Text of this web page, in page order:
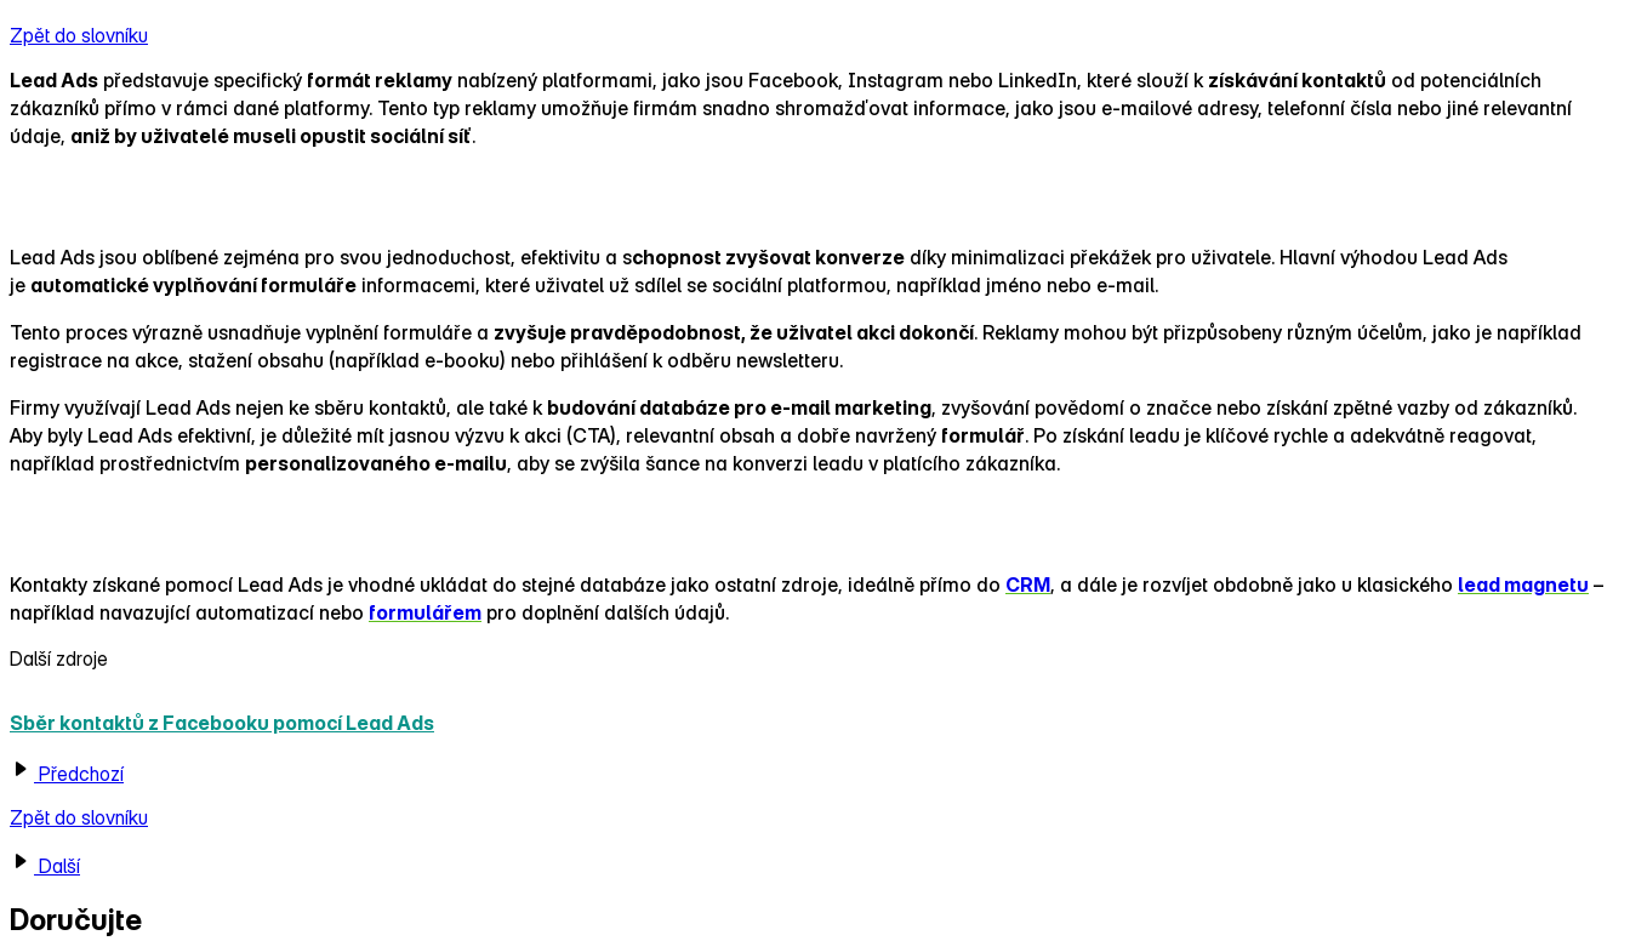
Zpět do slovníku
Lead Ads představuje specifický formát reklamy nabízený platformami, jako jsou Facebook, Instagram nebo LinkedIn, které slouží k získávání kontaktů od potenciálních
zákazníků přímo v rámci dané platformy. Tento typ reklamy umožňuje firmám snadno shromažďovat informace, jako jsou e‑mailové adresy, telefonní čísla nebo jiné relevantní
údaje, aniž by uživatelé museli opustit sociální síť.
Lead Ads jsou oblíbené zejména pro svou jednoduchost, efektivitu a schopnost zvyšovat konverze díky minimalizaci překážek pro uživatele. Hlavní výhodou Lead Ads
je automatické vyplňování formuláře informacemi, které uživatel už sdílel se sociální platformou, například jméno nebo e‑mail.
Tento proces výrazně usnadňuje vyplnění formuláře a zvyšuje pravděpodobnost, že uživatel akci dokončí. Reklamy mohou být přizpůsobeny různým účelům, jako je například
registrace na akce, stažení obsahu (například e‑booku) nebo přihlášení k odběru newsletteru.
Firmy využívají Lead Ads nejen ke sběru kontaktů, ale také k budování databáze pro e‑mail marketing, zvyšování povědomí o značce nebo získání zpětné vazby od zákazníků.
Aby byly Lead Ads efektivní, je důležité mít jasnou výzvu k akci (CTA), relevantní obsah a dobře navržený formulář. Po získání leadu je klíčové rychle a adekvátně reagovat,
například prostřednictvím personalizovaného e‑mailu, aby se zvýšila šance na konverzi leadu v platícího zákazníka.
Kontakty získané pomocí Lead Ads je vhodné ukládat do stejné databáze jako ostatní zdroje, ideálně přímo do CRM, a dále je rozvíjet obdobně jako u klasického lead magnetu –
například navazující automatizací nebo formulářem pro doplnění dalších údajů.
Další zdroje
Sběr kontaktů z Facebooku pomocí Lead Ads
Předchozí
Zpět do slovníku
Další
Doručujte